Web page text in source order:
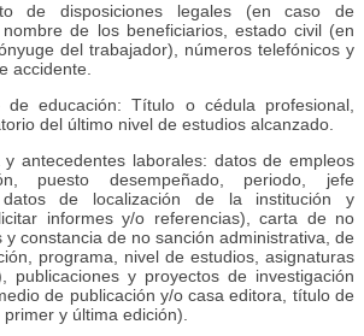
de disposiciones legales (en caso de
de los beneficiarios, estado civil (en
del trabajador), números telefónicos y
accidente.
de educación: Título o cédula profesional,
del último nivel de estudios alcanzado.
antecedentes laborales: datos de empleos
puesto desempeñado, periodo, jefe
datos de localización de la institución y
informes y/o referencias), carta de no
constancia de no sanción administrativa, de
programa, nivel de estudios, asignaturas
publicaciones y proyectos de investigación
de publicación y/o casa editora, título de
y última edición).